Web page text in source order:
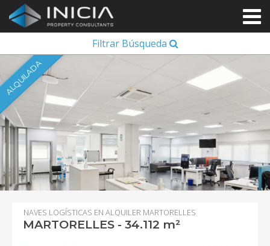
Filtrar Búsqueda
ALQUILADA
NAVES LOGÍSTICAS EN ALQUILER MARTORELLES
MARTORELLES - 34.112 m²